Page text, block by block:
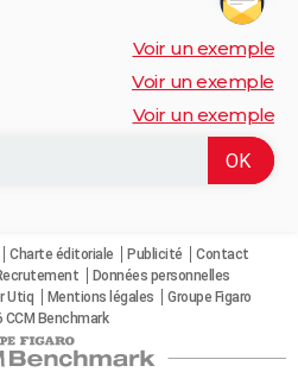
Voir un exemple
Voir un exemple
Voir un exemple
Charte éditoriale Publicité
Contact
Données personnelles
Utiq Mentions légales
Groupe Figaro
Benchmark